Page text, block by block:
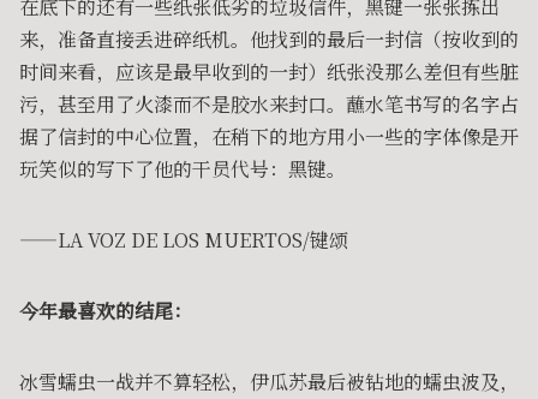
在底下的还有一些纸张低劣的垃圾信件，黑键一张张拣出
来，准备直接丢进碎纸机。他找到的最后一封信（按收到的
时间来看，应该是最早收到的一封）纸张没那么差但有些脏
污，甚至用了火漆而不是胶水来封口。蘸水笔书写的名字占
据了信封的中心位置，在稍下的地方用小一些的字体像是开
玩笑似的写下了他的干员代号：黑键。
——LA VOZ DE LOS MUERTOS/键颂
今年最喜欢的结尾：
冰雪蠕虫一战并不算轻松，伊瓜苏最后被钻地的蠕虫波及，